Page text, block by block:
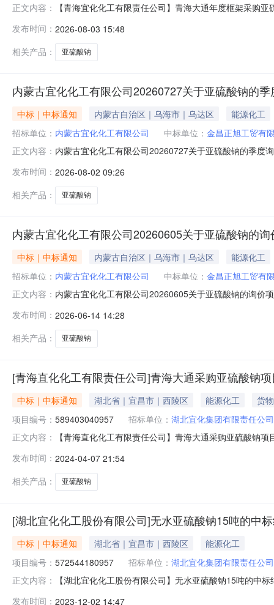
正文内容：
【青海宜化化工有限责任公司】青海大通年度框架采购
采购评标工作已经结束，中标人已经确定。现将中标结
发布时间： 2026-08-03 15:48
相关产品：
亚硫酸钠
内蒙古宜化化工有限公司20260727关于亚硫酸钠的
中标｜中标通知 内蒙古自治区｜乌海市｜乌达区
能源化工
招标单位： 内蒙古宜化化工有限公司 中标单位： 金昌正旭工贸有
正文内容： 内蒙古宜化化工有限公司20260727关于亚硫酸钠的季度
标工作已经结束，中标人已经确定。现将中标结果公布
发布时间： 2026-08-02 09:26
相关产品：
亚硫酸钠
内蒙古宜化化工有限公司20260605关于亚硫酸钠的
中标｜中标通知 内蒙古自治区｜乌海市｜乌达区
能源化工
招标单位： 内蒙古宜化化工有限公司 中标单位： 金昌正旭工贸有
正文内容： 内蒙古宜化化工有限公司20260605关于亚硫酸钠的询价
经结束，中标人已经确定。现将中标结果公布如下：中
发布时间： 2026-06-14 14:28
相关产品：
亚硫酸钠
[青海直化化工有限责任公司]青海大通采购亚硫酸钠
中标｜中标通知 湖北省｜宜昌市｜西陵区 能源化工
货物
项目编号： 589403040957 招标单位： 湖北宜化集团有限责任公司
正文内容：
【青海直化化工有限责任公司】青海大通采购亚硫酸钠
由：满足要求，已选择与您合作，合作愉快
发布时间： 2024-04-07 21:54
相关产品：
亚硫酸钠
[湖北宜化化工股份有限公司]无水亚硫酸钠15吨的中
中标｜中标通知 湖北省｜宜昌市｜西陵区
能源化工
项目编号： 572544180957 招标单位： 湖北宜化集团有限责任公司
正文内容：
【湖北宜化化工股份有限公司】无水亚硫酸钠15吨的中
发布时间： 2023-12-02 14:47